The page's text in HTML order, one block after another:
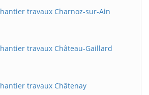
travaux Charnoz-sur-Ain
travaux Château-Gaillard
travaux Châtenay